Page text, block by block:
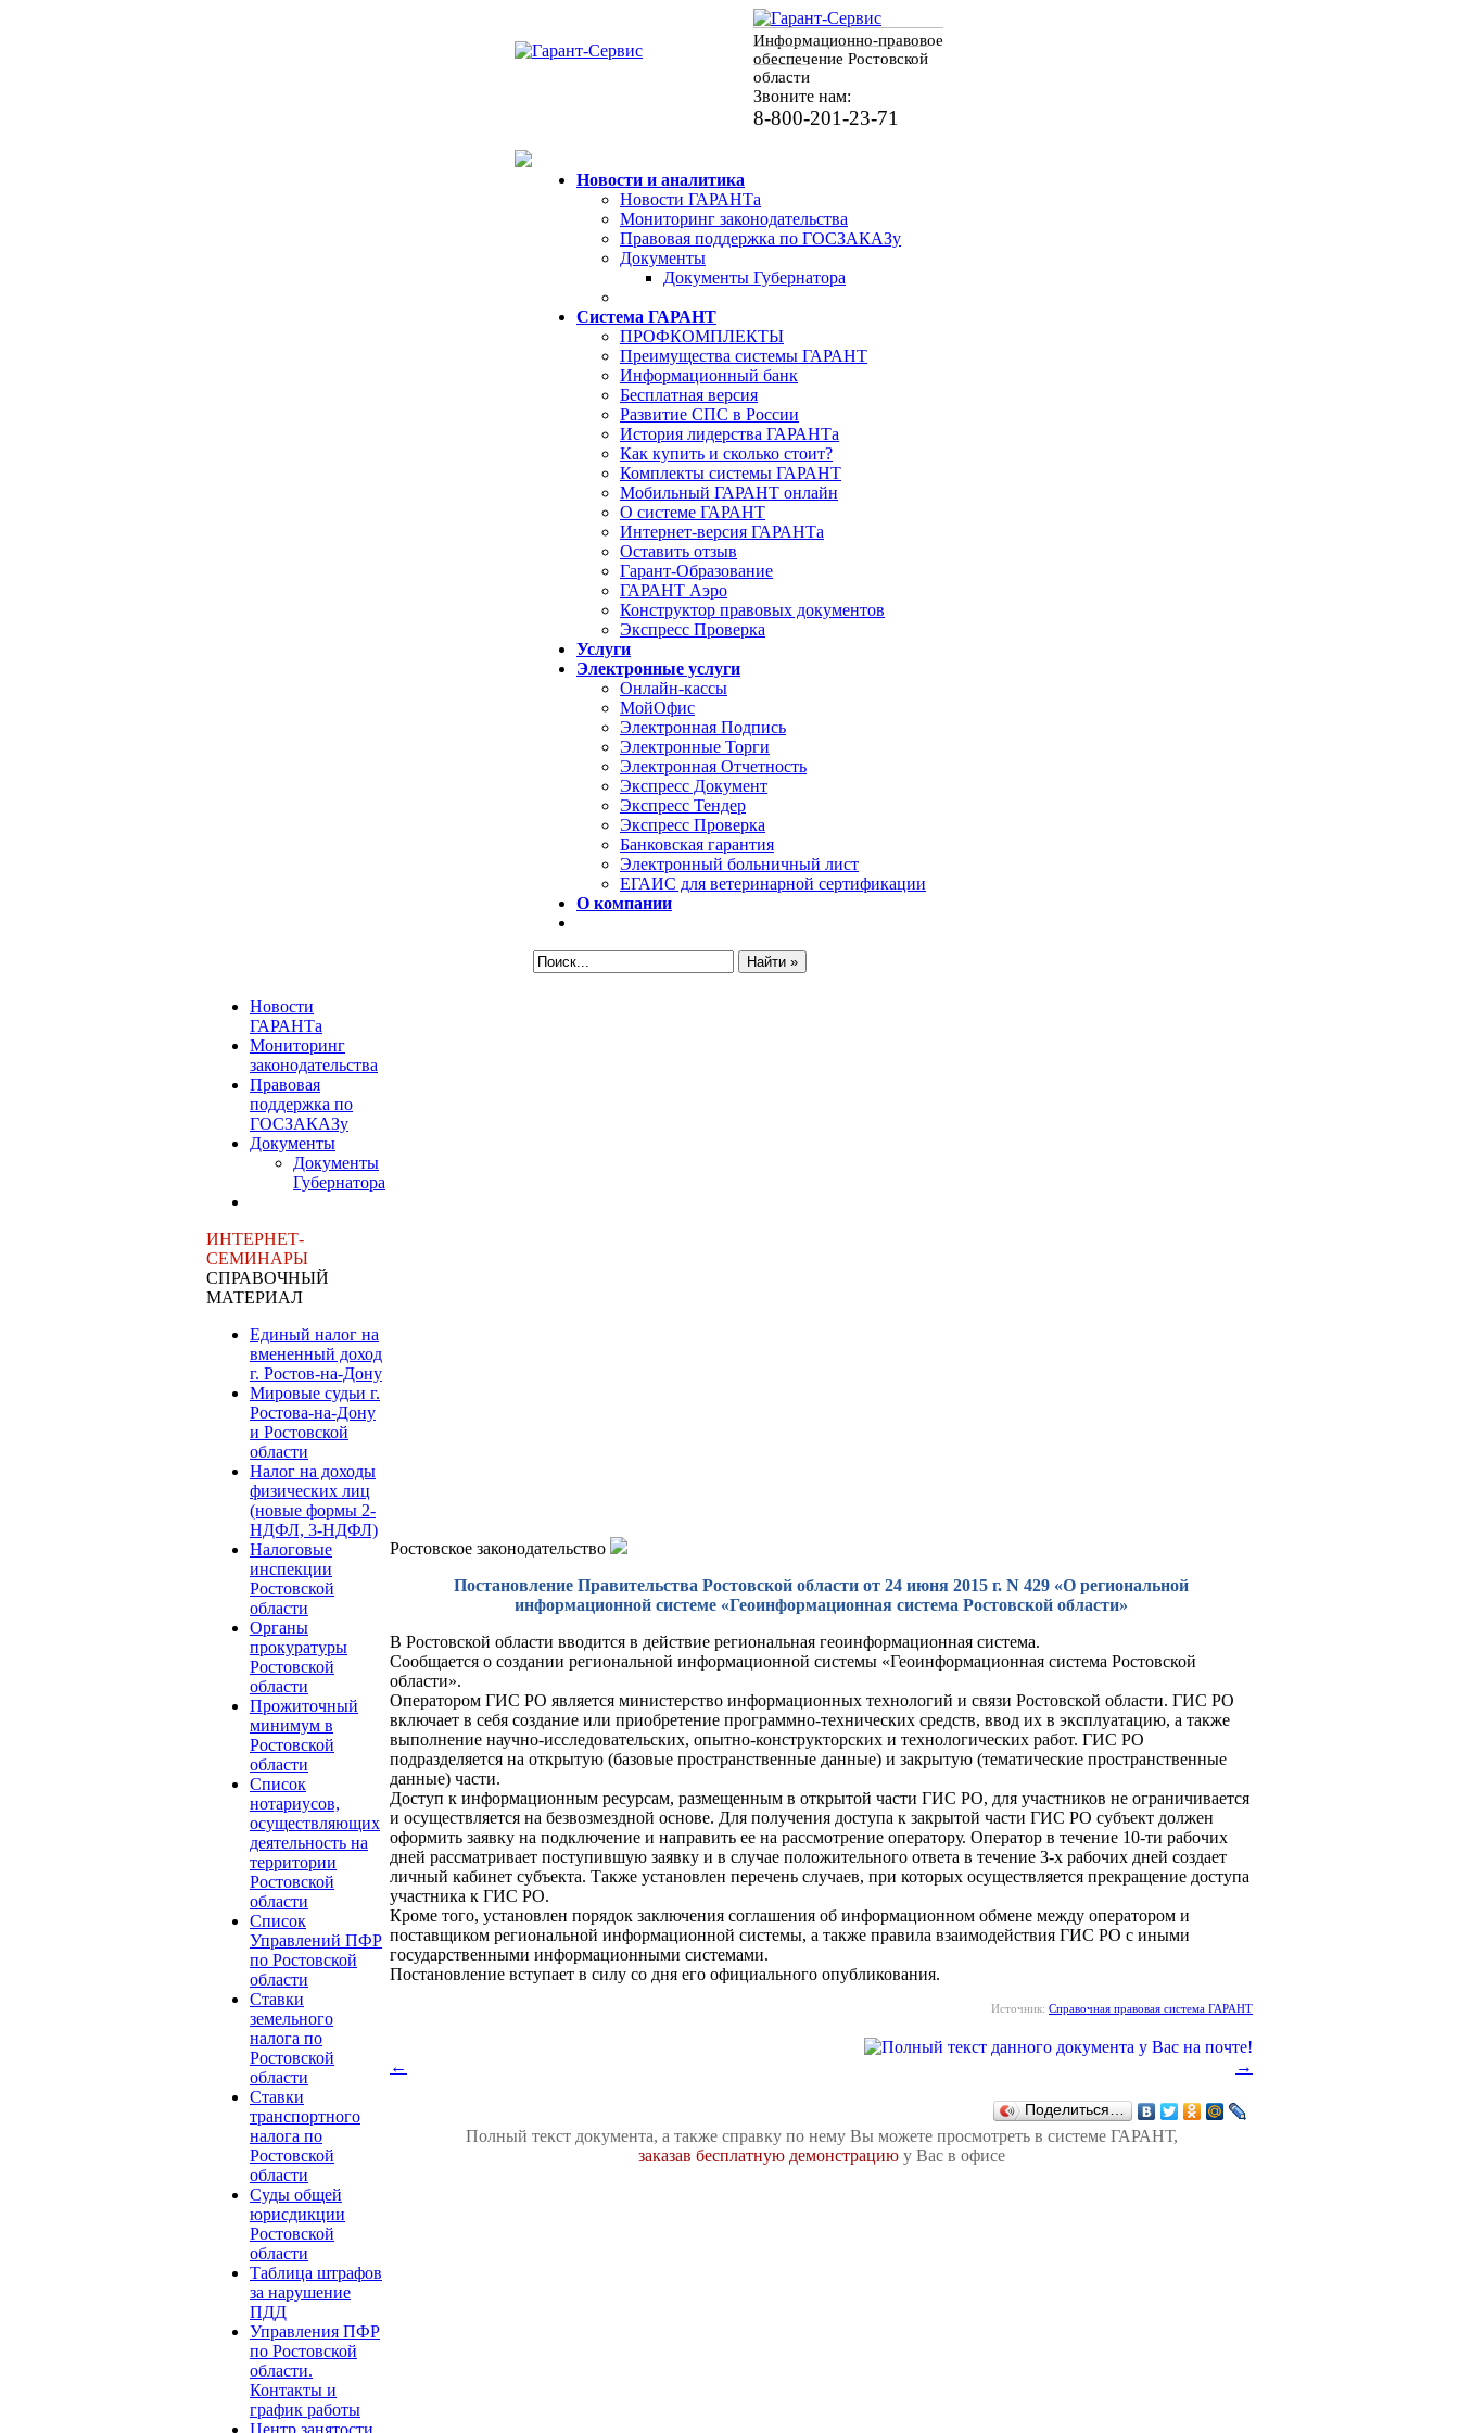
Информационно-правовое
обеспечение Ростовской
области
Звоните нам:
8-800-201-23-71
Новости и аналитика
Новости ГАРАНТа
Мониторинг законодательства
Правовая поддержка по ГОСЗАКАЗу
Документы
Документы Губернатора
Система ГАРАНТ
ПРОФКОМПЛЕКТЫ
Преимущества системы ГАРАНТ
Информационный банк
Бесплатная версия
Развитие СПС в России
История лидерства ГАРАНТа
Как купить и сколько стоит?
Комплекты системы ГАРАНТ
Мобильный ГАРАНТ онлайн
О системе ГАРАНТ
Интернет-версия ГАРАНТа
Оставить отзыв
Гарант-Образование
ГАРАНТ Аэро
Конструктор правовых документов
Экспресс Проверка
Услуги
Электронные услуги
Онлайн-кассы
МойОфис
Электронная Подпись
Электронные Торги
Электронная Oтчетность
Экспресс Документ
Экспресс Тендер
Экспресс Проверка
Банковская гарантия
Электронный больничный лист
ЕГАИС для ветеринарной сертификации
О компании
Новости
ГАРАНТа
Мониторинг
законодательства
Правовая
поддержка по
ГОСЗАКАЗу
Документы
Документы
Губернатора
ИНТЕРНЕТ-
СЕМИНАРЫ
СПРАВОЧНЫЙ
МАТЕРИАЛ
Единый налог на
вмененный доход
г. Ростов-на-Дону
Мировые судьи г.
Ростова-на-Дону
и Ростовской
области
Налог на доходы
физических лиц
(новые формы 2-
НДФЛ, 3-НДФЛ)
Налоговые
инспекции
Ростовской
области
Органы
прокуратуры
Ростовской
области
Прожиточный
минимум в
Ростовской
области
Список
нотариусов,
осуществляющих
деятельность на
территории
Ростовской
области
Список
Управлений ПФР
по Ростовской
области
Ставки
земельного
налога по
Ростовской
области
Ставки
транспортного
налога по
Ростовской
области
Суды общей
юрисдикции
Ростовской
области
Таблица штрафов
за нарушение
ПДД
Управления ПФР
по Ростовской
области.
Контакты и
график работы
Центр занятости
Ростовское законодательство
Постановление Правительства Ростовской области от 24 июня 2015 г. N 429 «О региональной
информационной системе «Геоинформационная система Ростовской области»
В Ростовской области вводится в действие региональная геоинформационная система.
Сообщается о создании региональной информационной системы «Геоинформационная система Ростовской
области».
Оператором ГИС РО является министерство информационных технологий и связи Ростовской области. ГИС РО
включает в себя создание или приобретение программно-технических средств, ввод их в эксплуатацию, а также
выполнение научно-исследовательских, опытно-конструкторских и технологических работ. ГИС РО
подразделяется на открытую (базовые пространственные данные) и закрытую (тематические пространственные
данные) части.
Доступ к информационным ресурсам, размещенным в открытой части ГИС РО, для участников не ограничивается
и осуществляется на безвозмездной основе. Для получения доступа к закрытой части ГИС РО субъект должен
оформить заявку на подключение и направить ее на рассмотрение оператору. Оператор в течение 10-ти рабочих
дней рассматривает поступившую заявку и в случае положительного ответа в течение 3-х рабочих дней создает
личный кабинет субъекта. Также установлен перечень случаев, при которых осуществляется прекращение доступа
участника к ГИС РО.
Кроме того, установлен порядок заключения соглашения об информационном обмене между оператором и
поставщиком региональной информационной системы, а также правила взаимодействия ГИС РО с иными
государственными информационными системами.
Постановление вступает в силу со дня его официального опубликования.
Источник: Справочная правовая система ГАРАНТ
← →
Поделиться…
Полный текст документа, а также справку по нему Вы можете просмотреть в системе ГАРАНТ,
заказав бесплатную демонстрациюу Вас в офисе